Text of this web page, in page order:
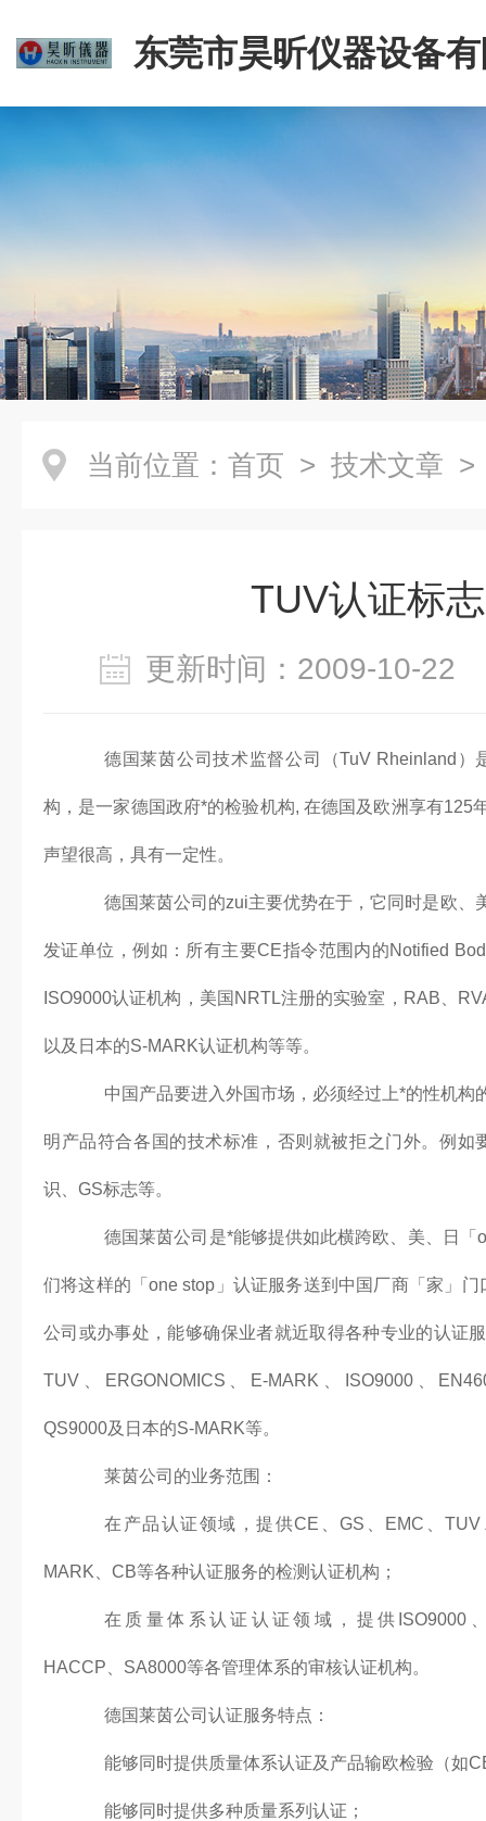
东莞市昊昕仪器设备
当前位置： 首页 > 技术文章 >
TUV认证标
更新时间：2009-10-
德国莱茵公司技术监督公司（TuV Rheinland
构，是一家德国政府*的检验机构, 在德国及欧洲享有125
声望很高，具有一定性。
德国莱茵公司的zui主要优势在于，它同时是欧、
发证单位，例如：所有主要CE指令范围内的Notified
ISO9000认证机构，美国NRTL注册的实验室，RAB、
以及日本的S-MARK认证机构等等。
中国产品要进入外国市场，必须经过上*的性机构
明产品符合各国的技术标准，否则就被拒之门外。例如
识、GS标志等。
德国莱茵公司是*能够提供如此横跨欧、美、日
们将这样的「one stop」认证服务送到中国厂商「家」
公司或办事处，能够确保业者就近取得各种专业的认证
TUV、ERGONOMICS、E-MARK、ISO9000、
QS9000及日本的S-MARK等。
莱茵公司的业务范围：
在产品认证领域，提供CE、GS、EMC、
MARK、CB等各种认证服务的检测认证机构；
在质量体系认证认证领域，提供ISO9000
HACCP、SA8000等各管理体系的审核认证机构。
德国莱茵公司认证服务特点：
能够同时提供质量体系认证及产品输欧检验（如
能够同时提供多种质量系列认证；